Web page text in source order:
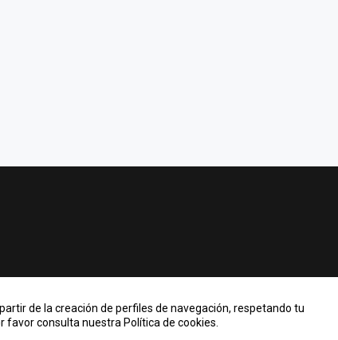
de la creación de perfiles de navegación, respetando tu
consulta nuestra Política de cookies.